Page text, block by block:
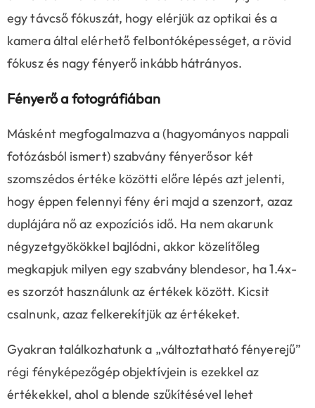
egy távcső fókuszát, hogy elérjük az optikai és a
kamera által elérhető felbontóképességet, a rövid
fókusz és nagy fényerő inkább hátrányos.
Fényerő a fotográfiában
Másként megfogalmazva a (hagyományos nappali
fotózásból ismert) szabvány fényerősor két
szomszédos értéke közötti előre lépés azt jelenti,
hogy éppen felennyi fény éri majd a szenzort, azaz
duplájára nő az expozíciós idő. Ha nem akarunk
négyzetgyökökkel bajlódni, akkor közelítőleg
megkapjuk milyen egy szabvány blendesor, ha 1.4x-
es szorzót használunk az értékek között. Kicsit
csalnunk, azaz felkerekítjük az értékeket.
Gyakran találkozhatunk a „változtatható fényerejű”
régi fényképezőgép objektívjein is ezekkel az
értékekkel, ahol a blende szűkítésével lehet